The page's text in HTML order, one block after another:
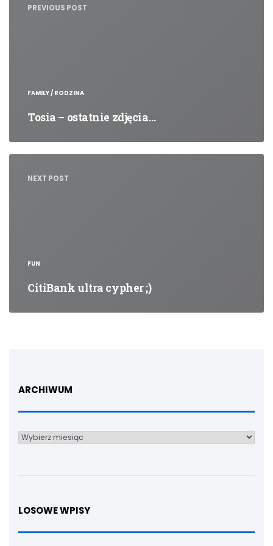
PREVIOUS POST
FAMILY / RODZINA
Tosia – ostatnie zdjęcia…
NEXT POST
FUN
CitiBank ultra cypher ;)
ARCHIWUM
Archiwum
LOSOWE WPISY